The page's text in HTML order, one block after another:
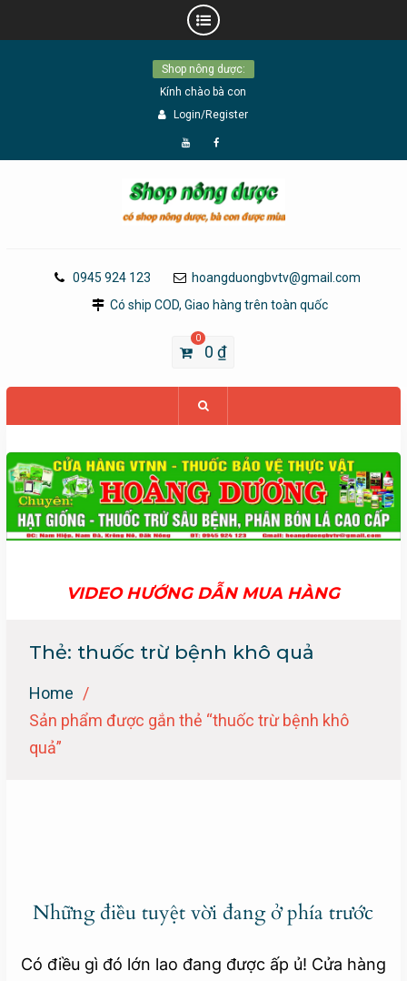
Shop nông dược:
Kính chào bà con
Login/Register
Đăng
YouTube
Page
0945 924 123
hoangduongbvtv@gmail.com
Có ship COD, Giao hàng trên toàn quốc
0
0₫
VIDEO HƯỚNG DẪN MUA HÀNG
Thẻ: thuốc trừ bệnh khô quả
Home
Sản phẩm được gắn thẻ “thuốc trừ bệnh khô
quả”
Những điều tuyệt vời đang ở phía trước
Có điều gì đó lớn lao đang được ấp ủ! Cửa hàng